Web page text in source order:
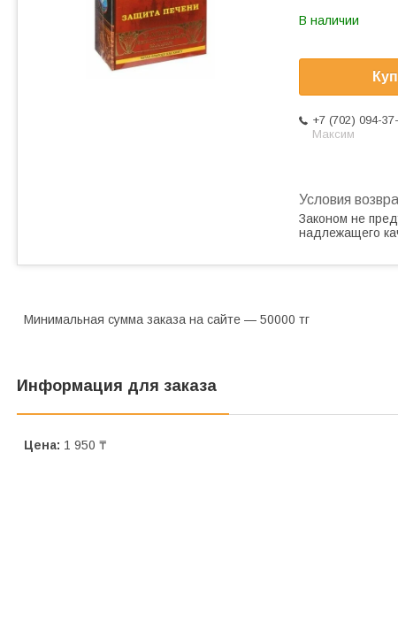
В наличии
+7 (702) 094-
Максим
Законом не
надлежащего
Минимальная сумма заказа на сайте — 50000 тг
Информация для заказа
Цена: 1 950 ₸